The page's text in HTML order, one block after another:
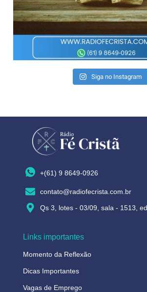
Siga no Instagram
+(61) 9 8649-0926
contato@radiofecrista.com.br
Qs 3, lotes - 03/09, sala - 1513,
Links importantes
Momento da Reflexão
Dicas Importantes
Vagas de Emprego